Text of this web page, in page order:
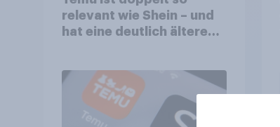
relevant wie Shein – und
hat eine deutlich ältere